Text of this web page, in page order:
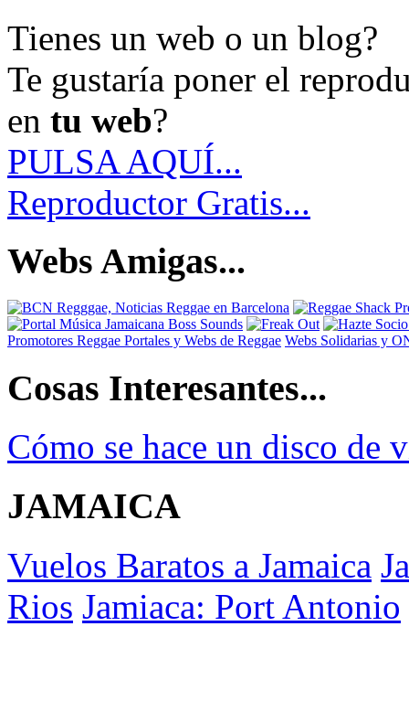
Tienes un web o un blog?
Te gustaría poner el
en tu web?
PULSA AQUÍ...
Reproductor Gratis...
Webs Amigas...
Promotores Reggae Portales y Webs de Reggae Webs Solidarias y
Cosas Interesantes...
Cómo se hace un disco de
JAMAICA
Vuelos Baratos a Jamaica
Rios Jamiaca: Port Antonio